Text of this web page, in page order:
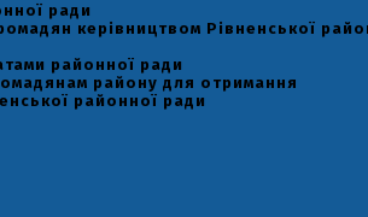
ради
керівництвом Рівненської
районної ради
району для отримання
районної ради